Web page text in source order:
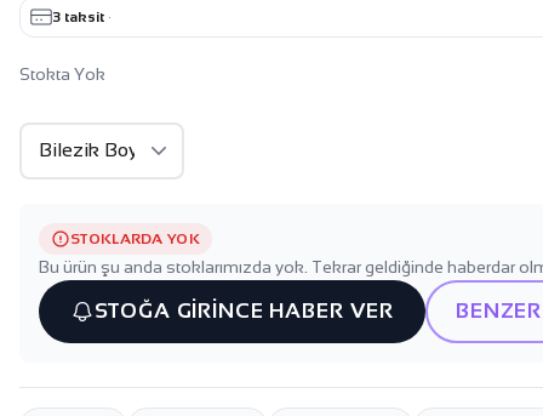
3 taksit ·
Stokta Yok
STOKLARDA YOK
Bu ürün şu anda stoklarımızda yok. Tekrar geldiğinde haberdar
STOĞA GİRİNCE HABER VER